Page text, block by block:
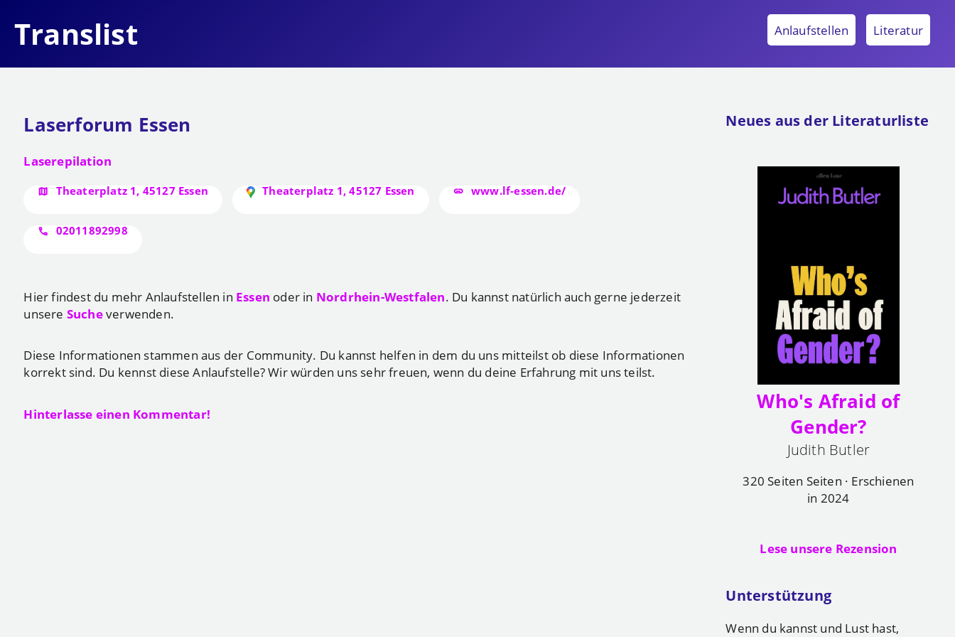
Translist Anlaufstellen Literatur
Laserforum Essen
Laserepilation
Theaterplatz 1, 45127 Essen Theaterplatz 1, 45127 Essen www.lf-essen.de/
02011892998
Hier findest du mehr Anlaufstellen in Essen oder in Nordrhein-Westfalen. Du kannst natürlich auch gerne jederzeit
unsere Sucheverwenden.
Diese Informationen stammen aus der Community. Du kannst helfen in dem du uns mitteilst ob diese Informationen
korrekt sind. Du kennst diese Anlaufstelle? Wir würden uns sehr freuen, wenn du deine Erfahrung mit uns teilst.
Hinterlasse einen Kommentar!
Neues aus der Literaturliste
Who's Afraid of
Gender?
Judith Butler
320 Seiten Seiten · Erschienen
in 2024
Lese unsere Rezension
Unterstützung
Wenn du kannst und Lust hast,